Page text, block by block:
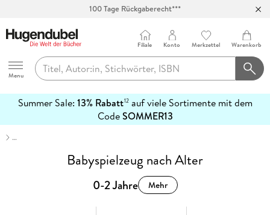
100 Tage Rückgaberecht***
Hugendubel
Menu
Filiale Konto Merkzettel Warenkorb
Summer Sale: 13% Rabatt12auf viele Sortimente mit dem
CodeSOMMER13
erfahren
…
Babyspielzeug nach Alter
0-2 Jahre Mehr